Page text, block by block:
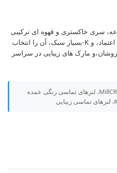
سری خاکستری و قهوه ای ترکیبی
از طرح های رنگ مد، کیفیت قابل اعتماد، و K-بسیار سبک، آن را انتخاب
مارک های زیبایی در سراسر
کلمات کلیدی: لنزهای تماسی MillCReeK، لنزهای تماسی رنگی عمده